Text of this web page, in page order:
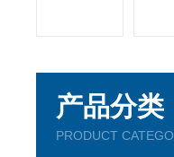
产品分类
PRODUCT